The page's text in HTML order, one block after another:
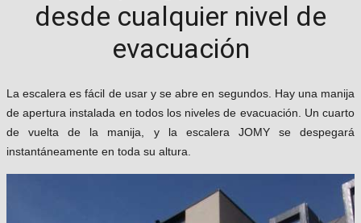
desde cualquier nivel de
evacuación
La escalera es fácil de usar y se abre en segundos. Hay una manija
de apertura instalada en todos los niveles de evacuación. Un cuarto
de vuelta de la manija, y la escalera JOMY se despegará
instantáneamente en toda su altura.